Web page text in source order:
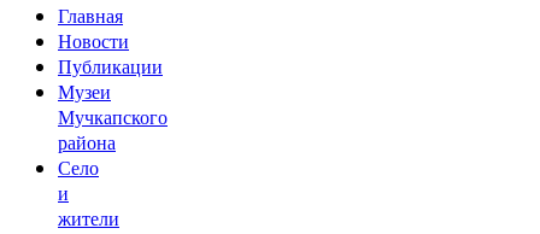
Главная
Новости
Публикации
Музеи
Мучкапского
района
Село
и
жители